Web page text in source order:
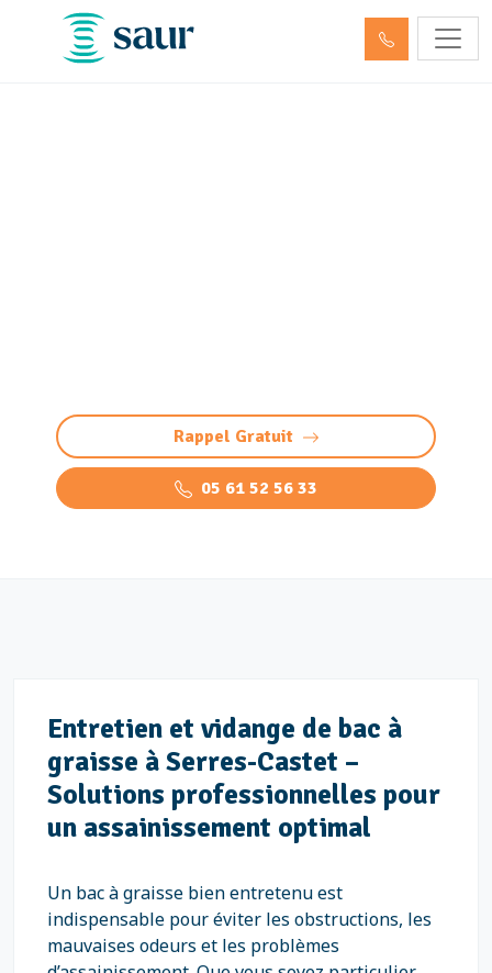
Rappel Gratuit
05 61 52 56 33
Entretien et vidange de bac à
graisse à Serres-Castet –
Solutions professionnelles pour
un assainissement optimal
Un bac à graisse bien entretenu est
indispensable pour éviter les obstructions, les
mauvaises odeurs et les problèmes